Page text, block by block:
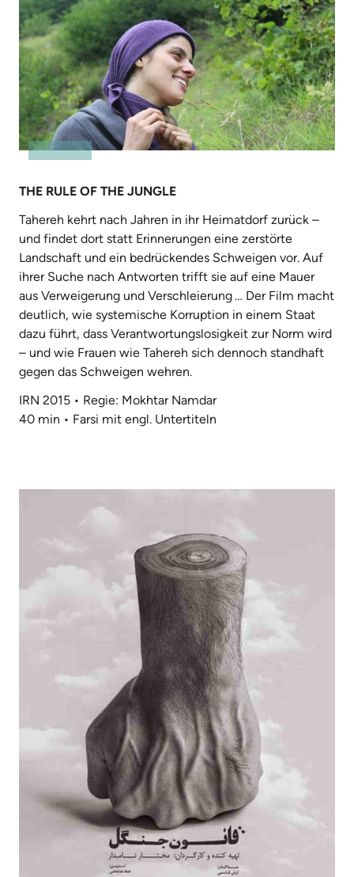
THE RULE OF THE JUNGLE
Tahereh kehrt nach Jahren in ihr Heimat­dorf zurück –
und findet dort statt Er­innerungen eine zerstörte
Landschaft und ein bedrückendes Schweigen vor. Auf
ihrer Suche nach Antworten trifft sie auf eine Mauer
aus Verweigerung und Verschleierung … Der Film macht
deutlich, wie systemische Korruption in einem Staat
dazu führt, dass Verant­wortungslosigkeit zur Norm wird
– und wie Frauen wie Tahereh sich dennoch standhaft
gegen das Schweigen wehren.
IRN 2015 • Regie: Mokhtar Namdar
40 min • Farsi mit engl. Untertiteln